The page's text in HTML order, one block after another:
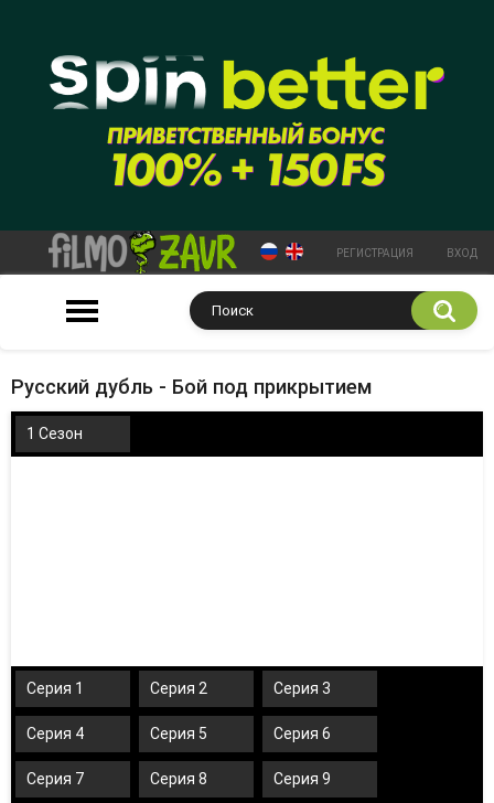
РЕГИСТРАЦИЯ ВХОД
Русский дубль - Бой под прикрытием
1 Сезон
Серия 1 Серия 2 Серия 3
Серия 4 Серия 5 Серия 6
Серия 7 Серия 8 Серия 9